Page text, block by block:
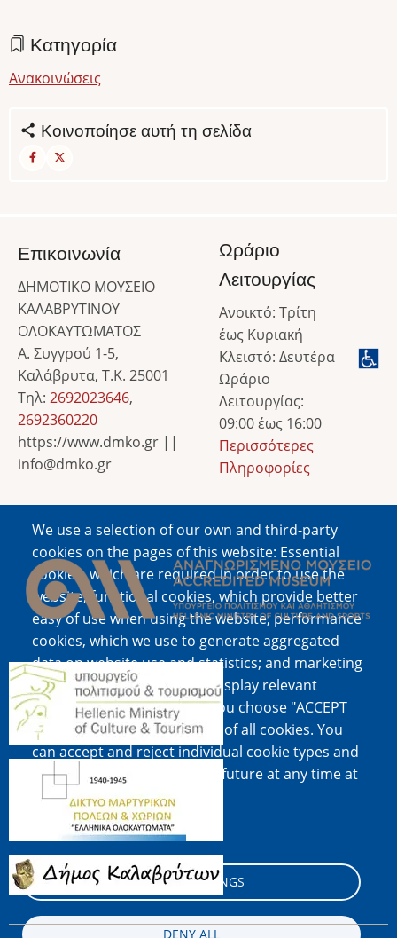
Κατηγορία
Ανακοινώσεις
Κοινοποίησε αυτή τη σελίδα
We use a selection of our own and third-party
cookies on the pages of this website: Essential
cookies, which are required in order to use the
website; functional cookies, which provide better
easy of use when using the website; performance
cookies, which we use to generate aggregated
data on website use and statistics; and marketing
cookies, which are used to display relevant
content and advertising. If you choose "ACCEPT
ALL", you consent to the use of all cookies. You
can accept and reject individual cookie types and
revoke your consent for the future at any time at
"Settings".
Cookie documentation
COOKIE SETTINGS
DENY ALL
Επικοινωνία
ΔΗΜΟΤΙΚΟ ΜΟΥΣΕΙΟ
ΚΑΛΑΒΡΥΤΙΝΟΥ
ΟΛΟΚΑΥΤΩΜΑΤΟΣ
Α. Συγγρού 1-5,
Καλάβρυτα, Τ.Κ. 25001
Τηλ: 2692023646,
2692360220
https://www.dmko.gr ||
info@dmko.gr
Ωράριο
Λειτουργίας
Ανοικτό: Τρίτη
έως Κυριακή
Κλειστό: Δευτέρα
Ωράριο
Λειτουργίας:
09:00 έως 16:00
Περισσότερες
Πληροφορίες
Image
Image
Image
Image